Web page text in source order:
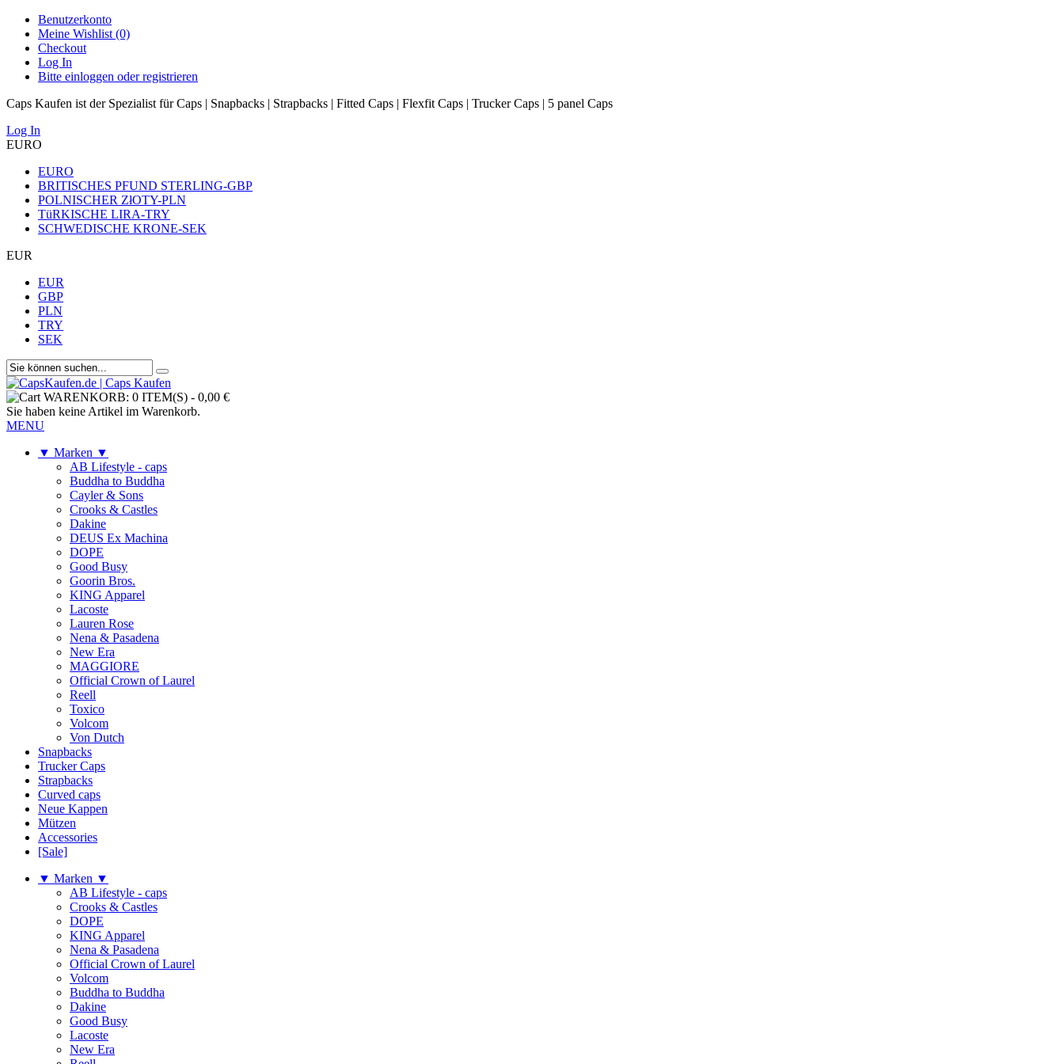
Benutzerkonto
Meine Wishlist (0)
Checkout
Log In
Bitte einloggen oder registrieren
Caps Kaufen ist der Spezialist für Caps | Snapbacks | Strapbacks | Fitted Caps | Flexfit Caps | Trucker Caps | 5 panel Caps
Log In
EURO
EURO
BRITISCHES PFUND STERLING-GBP
POLNISCHER ZłOTY-PLN
TüRKISCHE LIRA-TRY
SCHWEDISCHE KRONE-SEK
EUR
EUR
GBP
PLN
TRY
SEK
WARENKORB: 0 ITEM(S) - 0,00 €
Sie haben keine Artikel im Warenkorb.
MENU
▼ Marken ▼
AB Lifestyle - caps
Buddha to Buddha
Cayler & Sons
Crooks & Castles
Dakine
DEUS Ex Machina
DOPE
Good Busy
Goorin Bros.
KING Apparel
Lacoste
Lauren Rose
Nena & Pasadena
New Era
MAGGIORE
Official Crown of Laurel
Reell
Toxico
Volcom
Von Dutch
Snapbacks
Trucker Caps
Strapbacks
Curved caps
Neue Kappen
Mützen
Accessories
[Sale]
▼ Marken ▼
AB Lifestyle - caps
Crooks & Castles
DOPE
KING Apparel
Nena & Pasadena
Official Crown of Laurel
Volcom
Buddha to Buddha
Dakine
Good Busy
Lacoste
New Era